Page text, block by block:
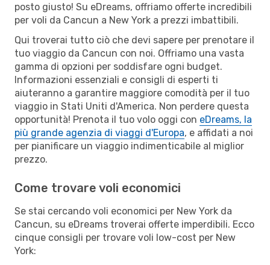
posto giusto! Su eDreams, offriamo offerte incredibili
per voli da Cancun a New York a prezzi imbattibili.
Qui troverai tutto ciò che devi sapere per prenotare il
tuo viaggio da Cancun con noi. Offriamo una vasta
gamma di opzioni per soddisfare ogni budget.
Informazioni essenziali e consigli di esperti ti
aiuteranno a garantire maggiore comodità per il tuo
viaggio in Stati Uniti d'America. Non perdere questa
opportunità! Prenota il tuo volo oggi con eDreams, la
più grande agenzia di viaggi d'Europa, e affidati a noi
per pianificare un viaggio indimenticabile al miglior
prezzo.
Come trovare voli economici
Se stai cercando voli economici per New York da
Cancun, su eDreams troverai offerte imperdibili. Ecco
cinque consigli per trovare voli low-cost per New
York: